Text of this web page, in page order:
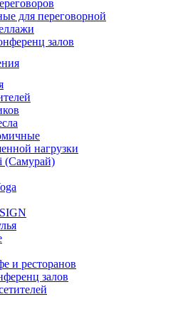
для переговорной
залов
нагрузки
(Самурай)
и ресторанов
залов